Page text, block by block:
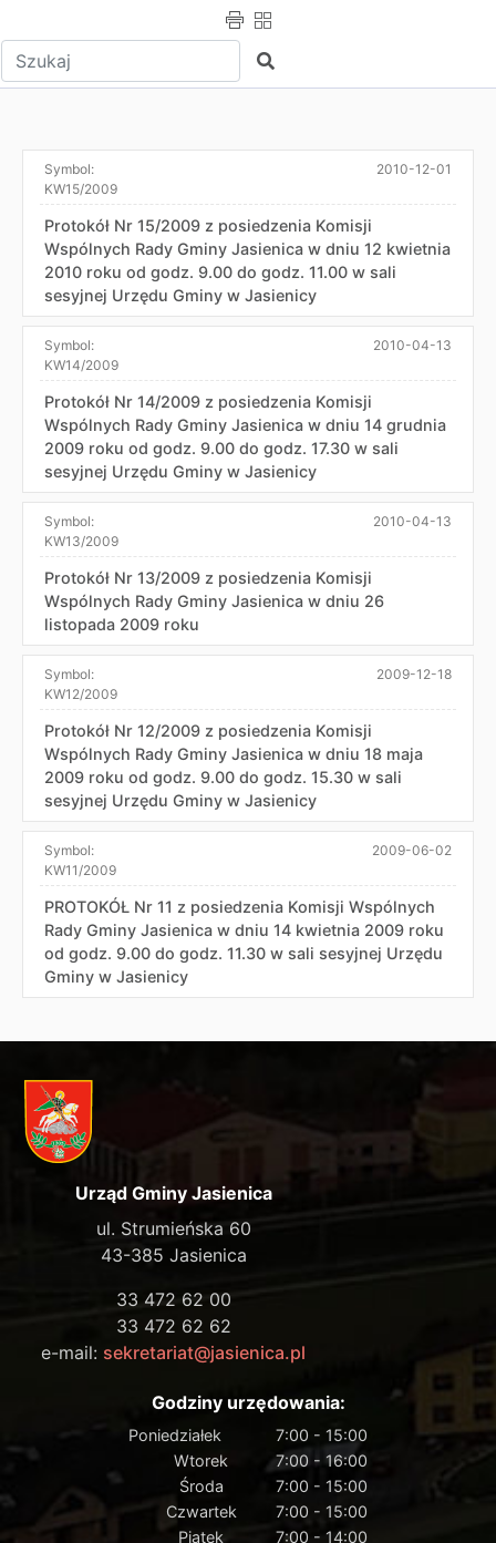
Wpisz tekst do wyszukania Szukaj
Symbol:
KW15/2009
2010-12-01
Protokół Nr 15/2009 z posiedzenia Komisji
Wspólnych Rady Gminy Jasienica w dniu 12 kwietnia
2010 roku od godz. 9.00 do godz. 11.00 w sali
sesyjnej Urzędu Gminy w Jasienicy
Symbol:
KW14/2009
2010-04-13
Protokół Nr 14/2009 z posiedzenia Komisji
Wspólnych Rady Gminy Jasienica w dniu 14 grudnia
2009 roku od godz. 9.00 do godz. 17.30 w sali
sesyjnej Urzędu Gminy w Jasienicy
Symbol:
KW13/2009
2010-04-13
Protokół Nr 13/2009 z posiedzenia Komisji
Wspólnych Rady Gminy Jasienica w dniu 26
listopada 2009 roku
Symbol:
KW12/2009
2009-12-18
Protokół Nr 12/2009 z posiedzenia Komisji
Wspólnych Rady Gminy Jasienica w dniu 18 maja
2009 roku od godz. 9.00 do godz. 15.30 w sali
sesyjnej Urzędu Gminy w Jasienicy
Symbol:
KW11/2009
2009-06-02
PROTOKÓŁ Nr 11 z posiedzenia Komisji Wspólnych
Rady Gminy Jasienica w dniu 14 kwietnia 2009 roku
od godz. 9.00 do godz. 11.30 w sali sesyjnej Urzędu
Gminy w Jasienicy
Urząd Gminy Jasienica
ul. Strumieńska 60
43-385 Jasienica
33 472 62 00
33 472 62 62
e-mail: sekretariat@jasienica.pl
Godziny urzędowania:
Poniedziałek
7:00 - 15:00
Wtorek
7:00 - 16:00
Środa
7:00 - 15:00
Czwartek
7:00 - 15:00
Piątek
7:00 - 14:00